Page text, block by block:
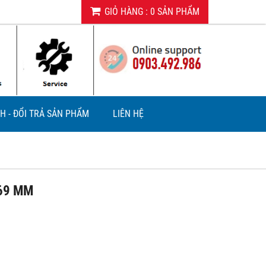
GIỎ HÀNG : 0 SẢN PHẨM
- ĐỔI TRẢ SẢN PHẨM LIÊN HỆ
MM